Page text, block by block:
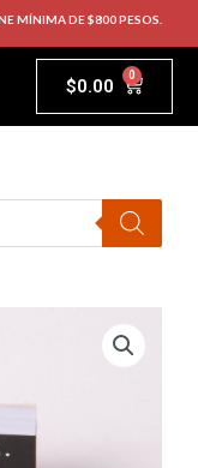
MÍNIMA DE $800 PESOS.
$0.00 0